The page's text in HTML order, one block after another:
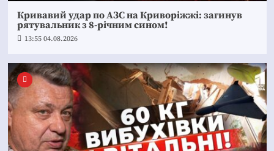
Кривавий удар по АЗС на Криворіжжі: загинув
рятувальник з 8-річним сином!
13:55 04.08.2026